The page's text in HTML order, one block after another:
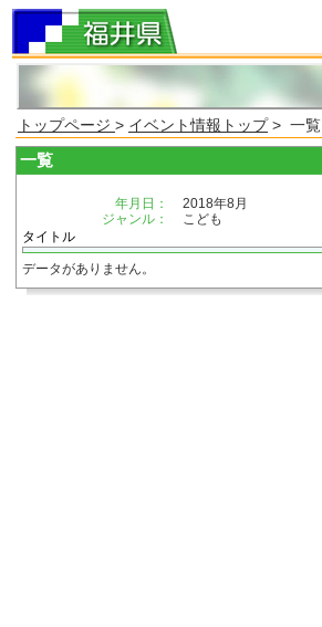
トップページ > イベント情報トップ> 一覧
一覧
年月日：
2018年8月
ジャンル：
こども
タイトル
データがありません。